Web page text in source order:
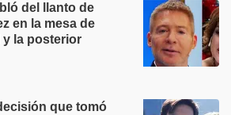
del llanto de
en la mesa de
y la posterior
que tomó